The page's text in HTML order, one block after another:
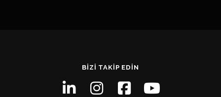
BIZI TAKIP EDIN